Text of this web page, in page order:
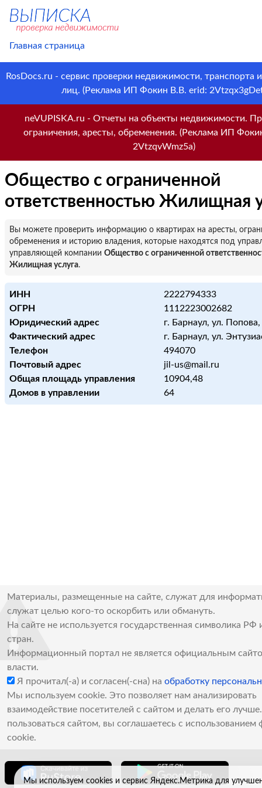
Главная страница
RosDocs.ru - сервис проверки недвижимости, транспорта
лиц. (Реклама ИП Фокин В.В. erid:
neVUPISKA.ru - Отчеты на объекты недвижимости.
ограничения, аресты, обременения. (Реклама ИП
2VtzqvWmz5a)
Общество с ограниченной
ответственностью Жилищная
Вы можете проверить информацию о квартирах на аресты,
обременения и историю владения, которые находятся под
управляющей компании Общество с ограниченной
Жилищная услуга.
ИНН
2222794333
ОГРН
1112223002682
Юридический адрес
г. Барнаул, ул.
Фактический адрес
г. Барнаул, ул.
Телефон
494070
Почтовый адрес
jil-us@mail.ru
Общая площадь управления
10904,48
Домов в управлении
64
Материалы, размещенные на сайте, служат для
служат целью кого-то оскорбить или обмануть.
На сайте не используется государственная символика РФ
стран.
Информационный портал не является официальным
власти.
Я прочитал(-а) и согласен(-сна) на обработку
Мы используем cookie. Это позволяет нам анализировать
взаимодействие посетителей с сайтом и делать его
пользоваться сайтом, вы соглашаетесь с использованием
cookie.
Мы используем cookies и сервис Яндекс.Метрика для